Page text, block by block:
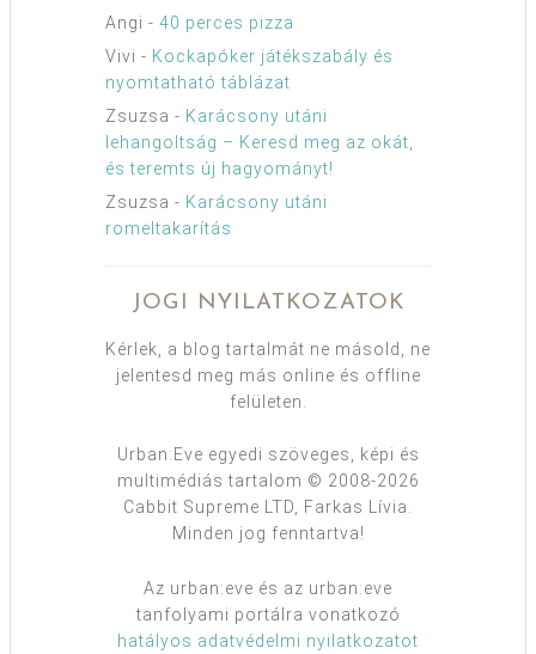
Angi - 40 perces pizza
Vivi - Kockapóker játékszabály és
nyomtatható táblázat
Zsuzsa - Karácsony utáni
lehangoltság – Keresd meg az okát,
és teremts új hagyományt!
Zsuzsa - Karácsony utáni
romeltakarítás
JOGI NYILATKOZATOK
Kérlek, a blog tartalmát ne másold, ne
jelentesd meg más online és offline
felületen.
Urban:Eve egyedi szöveges, képi és
multimédiás tartalom © 2008-2026
Cabbit Supreme LTD, Farkas Lívia.
Minden jog fenntartva!
Az urban:eve és az urban:eve
tanfolyami portálra vonatkozó
hatályos adatvédelmi nyilatkozatot